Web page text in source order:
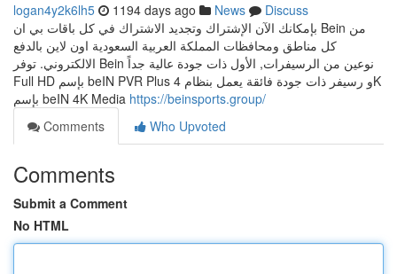
logan4y2k6lh5 1194 days ago News
Discuss
بإمكانك الآن الإشتراك وتجديد الاشتراك في كل باقات بي ان Bein من
كل مناطق ومحافظات المملكة العربية السعودية اون لاين بالدفع
الالكتروني. توفر Bein نوعين من الرسيفرات, الأول ذات جودة عالية جداً
Full HD بإسم beIN PVR Plus و رسيفر ذات جودة فائقة يعمل بنظام 4K
بإسم beIN 4K Media https://beinsports.group/
Comments
Who Upvoted
Comments
Submit a Comment
No HTML